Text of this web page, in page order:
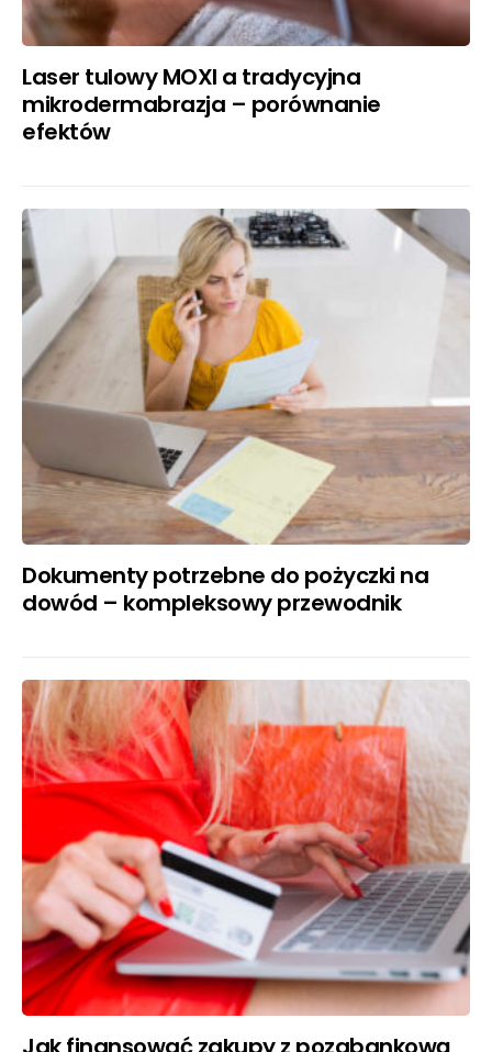
Laser tulowy MOXI a tradycyjna
mikrodermabrazja – porównanie
efektów
Dokumenty potrzebne do pożyczki na
dowód – kompleksowy przewodnik